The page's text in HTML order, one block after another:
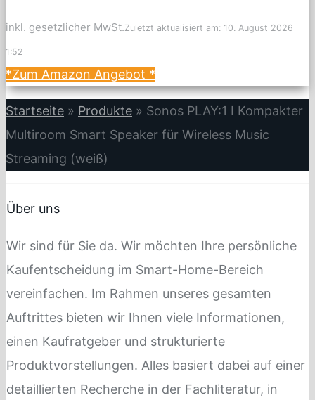
inkl. gesetzlicher MwSt.Zuletzt aktualisiert am: 10. August 2026
1:52
*Zum Amazon Angebot *
Startseite » Produkte » Sonos PLAY:1 I Kompakter
Multiroom Smart Speaker für Wireless Music
Streaming (weiß)
Über uns
Wir sind für Sie da. Wir möchten Ihre persönliche
Kaufentscheidung im Smart-Home-Bereich
vereinfachen. Im Rahmen unseres gesamten
Auftrittes bieten wir Ihnen viele Informationen,
einen Kaufratgeber und strukturierte
Produktvorstellungen. Alles basiert dabei auf einer
detaillierten Recherche in der Fachliteratur, in